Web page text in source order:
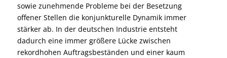
sowie zunehmende Probleme bei der Besetzung
offener Stellen die konjunkturelle Dynamik immer
stärker ab. In der deutschen Industrie entsteht
dadurch eine immer größere Lücke zwischen
rekordhohen Auftragsbeständen und einer kaum